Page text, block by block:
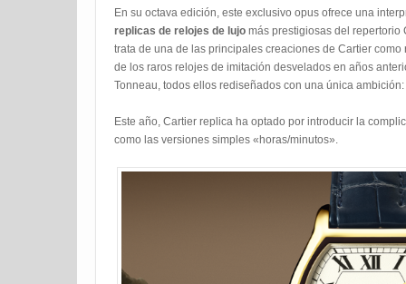
En su octava edición, este exclusivo opus ofrece una
replicas de relojes de lujo más prestigiosas del repertorio
trata de una de las principales creaciones de Cartier
de los raros relojes de imitación desvelados en años
Tonneau, todos ellos rediseñados con una única
Este año, Cartier replica ha optado por introducir la
como las versiones simples «horas/minutos».